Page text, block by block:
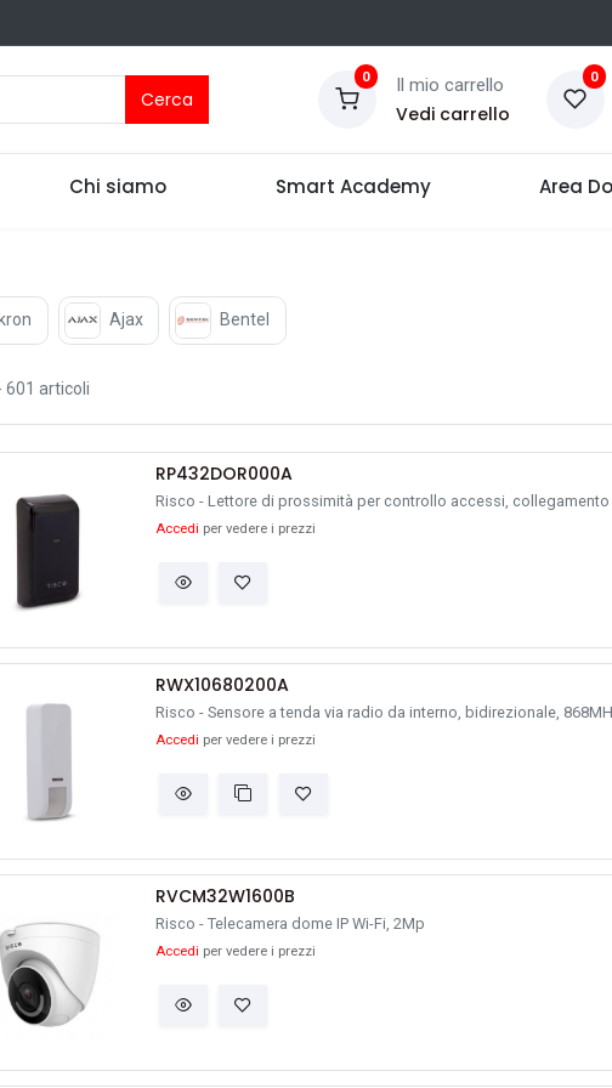
Cerca
0 Il mio carrello
Vedi carrello
0
Chi siamo Smart Academy Area
Ajax Bentel
601 articoli
RP432DOR000A
Risco - Lettore di prossimità per controllo accessi, collegamento
Accedi per vedere i prezzi
RWX10680200A
Risco - Sensore a tenda via radio da interno, bidirezionale,
Accedi per vedere i prezzi
RVCM32W1600B
Risco - Telecamera dome IP Wi-Fi, 2Mp
Accedi per vedere i prezzi